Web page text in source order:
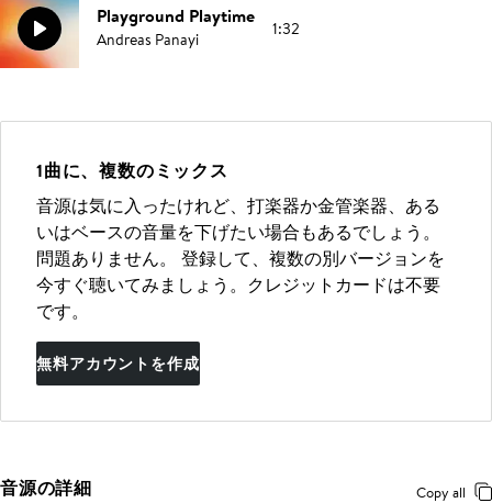
Playground Playtime
Andreas Panayi 1:32
1曲に、複数のミックス
音源は気に入ったけれど、打楽器か金管楽器、ある
いはベースの音量を下げたい場合もあるでしょう。
問題ありません。 登録して、複数の別バージョンを
今すぐ聴いてみましょう。クレジットカードは不要
です。
無料アカウントを作成
音源の詳細 Copy all